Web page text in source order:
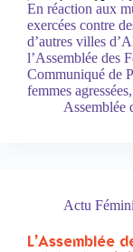
En réaction aux
exercées contre
d’autres villes
l’Assemblée des
Communiqué de
femmes
Assemblée
Actu
L’Assemblée